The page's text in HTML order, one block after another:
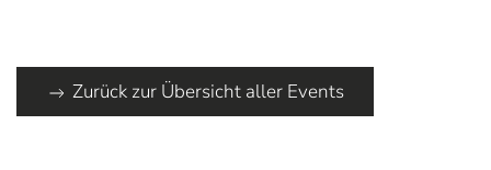
Zurück zur Übersicht aller Events